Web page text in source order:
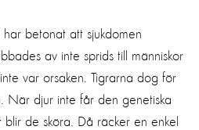
betonat att sjukdomen
av inte sprids till människor
var orsaken. Tigrarna dog för
När djur inte får den genetiska
blir de sköra. Då räcker en enkel